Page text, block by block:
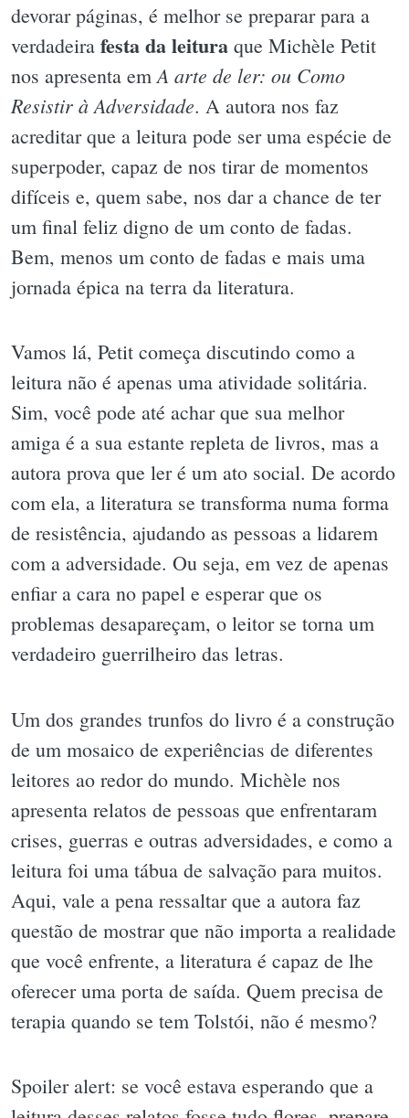
devorar páginas, é melhor se preparar para a
verdadeira festa da leitura que Michèle Petit
nos apresenta em A arte de ler: ou Como
Resistir à Adversidade. A autora nos faz
acreditar que a leitura pode ser uma espécie de
superpoder, capaz de nos tirar de momentos
difíceis e, quem sabe, nos dar a chance de ter
um final feliz digno de um conto de fadas.
Bem, menos um conto de fadas e mais uma
jornada épica na terra da literatura.
Vamos lá, Petit começa discutindo como a
leitura não é apenas uma atividade solitária.
Sim, você pode até achar que sua melhor
amiga é a sua estante repleta de livros, mas a
autora prova que ler é um ato social. De acordo
com ela, a literatura se transforma numa forma
de resistência, ajudando as pessoas a lidarem
com a adversidade. Ou seja, em vez de apenas
enfiar a cara no papel e esperar que os
problemas desapareçam, o leitor se torna um
verdadeiro guerrilheiro das letras.
Um dos grandes trunfos do livro é a construção
de um mosaico de experiências de diferentes
leitores ao redor do mundo. Michèle nos
apresenta relatos de pessoas que enfrentaram
crises, guerras e outras adversidades, e como a
leitura foi uma tábua de salvação para muitos.
Aqui, vale a pena ressaltar que a autora faz
questão de mostrar que não importa a realidade
que você enfrente, a literatura é capaz de lhe
oferecer uma porta de saída. Quem precisa de
terapia quando se tem Tolstói, não é mesmo?
Spoiler alert: se você estava esperando que a